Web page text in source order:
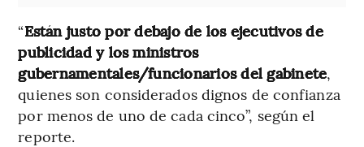
“Están justo por debajo de los ejecutivos de
publicidad y los ministros
gubernamentales/funcionarios del gabinete,
quienes son considerados dignos de confianza
por menos de uno de cada cinco”, según el
reporte.